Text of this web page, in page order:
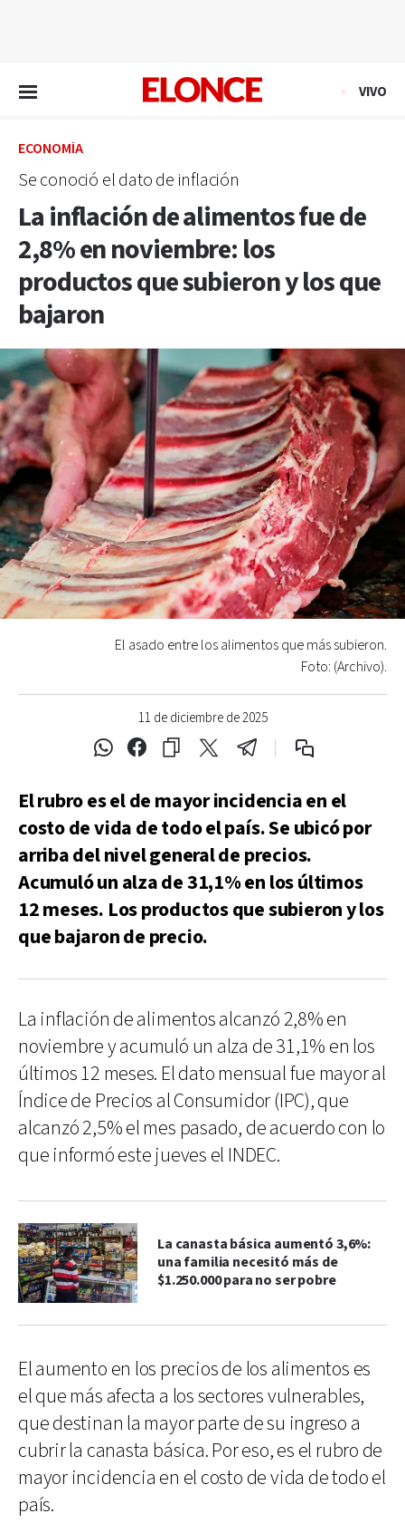
VIVO
ECONOMÍA
Se conoció el dato de inflación
La inflación de alimentos fue de
2,8% en noviembre: los
productos que subieron y los que
bajaron
11 de diciembre de 2025
El asado entre los alimentos que más subieron.
Foto: (Archivo).
El rubro es el de mayor incidencia en el
costo de vida de todo el país. Se ubicó por
arriba del nivel general de precios.
Acumuló un alza de 31,1% en los últimos
12 meses. Los productos que subieron y los
que bajaron de precio.
La inflación de alimentos alcanzó 2,8% en
noviembre y acumuló un alza de 31,1% en los
últimos 12 meses. El dato mensual fue mayor al
Índice de Precios al Consumidor (IPC), que
alcanzó 2,5% el mes pasado, de acuerdo con lo
que informó este jueves el INDEC.
La canasta básica aumentó 3,6%:
una familia necesitó más de
$1.250.000 para no ser pobre
El aumento en los precios de los alimentos es
el que más afecta a los sectores vulnerables,
que destinan la mayor parte de su ingreso a
cubrir la canasta básica. Por eso, es el rubro de
mayor incidencia en el costo de vida de todo el
país.